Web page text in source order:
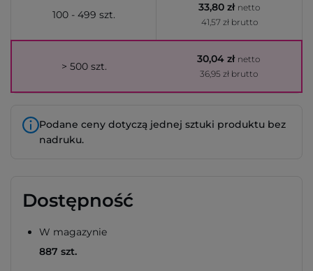
100 - 499 szt.
33,80 zł netto
41,57 zł brutto
> 500 szt.
30,04 zł netto
36,95 zł brutto
Podane ceny dotyczą jednej sztuki produktu bez
nadruku.
Dostępność
W magazynie
887 szt.